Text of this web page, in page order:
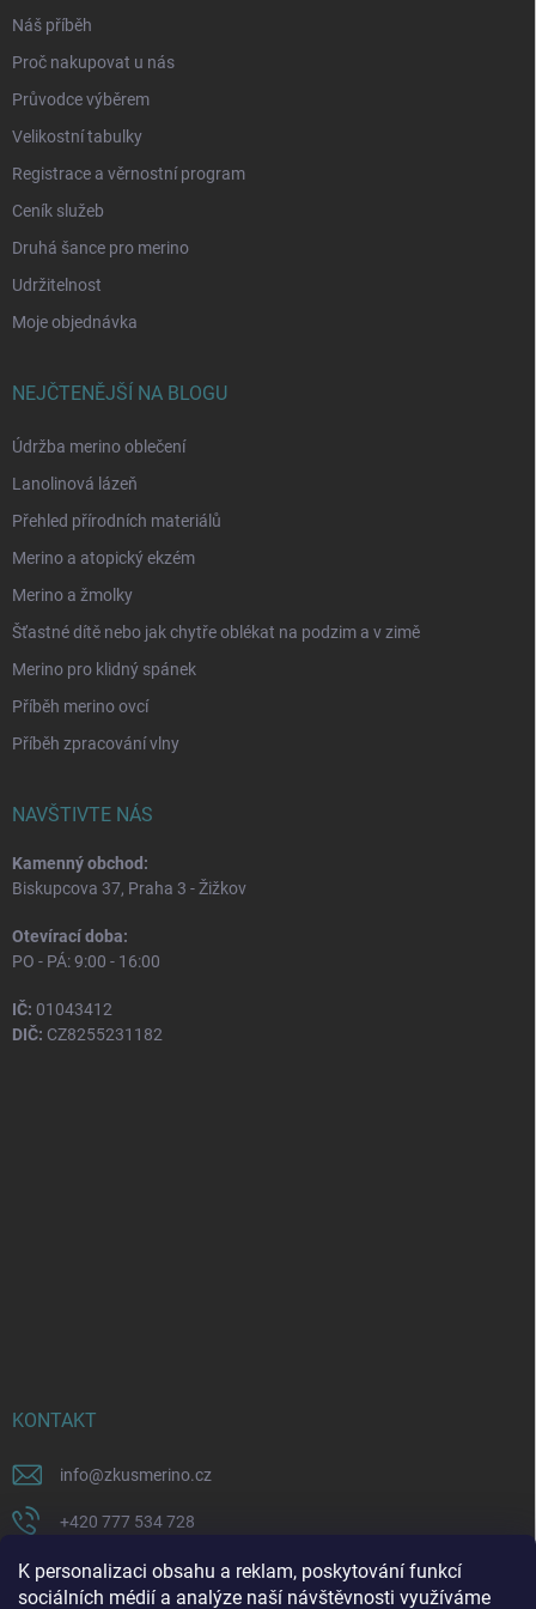
K personalizaci obsahu a reklam, poskytování funkcí
sociálních médií a analýze naší návštěvnosti využíváme
Náš příběh
Proč nakupovat u nás
Průvodce výběrem
Velikostní tabulky
Registrace a věrnostní program
Ceník služeb
Druhá šance pro merino
Udržitelnost
Moje objednávka
NEJČTENĚJŠÍ NA BLOGU
Údržba merino oblečení
Lanolinová lázeň
Přehled přírodních materiálů
Merino a atopický ekzém
Merino a žmolky
Šťastné dítě nebo jak chytře oblékat na podzim a v zimě
Merino pro klidný spánek
Příběh merino ovcí
Příběh zpracování vlny
NAVŠTIVTE NÁS
Kamenný obchod:
Biskupcova 37, Praha 3 - Žižkov
Otevírací doba:
PO - PÁ: 9:00 - 16:00
IČ: 01043412
DIČ: CZ8255231182
KONTAKT
info@zkusmerino.cz
+420 777 534 728
https://www.facebook.com/zkusmerino/